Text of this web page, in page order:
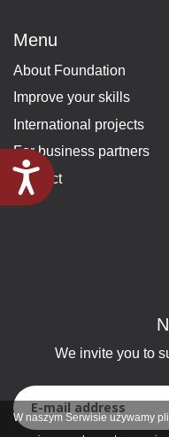
Accessibility
Menu
About Foundation
Improve your skills
International projects
For business partners
Contact
We invite you to
W naszym Serwisie używamy